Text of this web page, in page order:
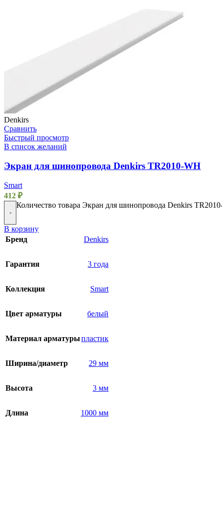
Denkirs
Сравнить
Быстрый просмотр
В список желаний
Экран для шинопровода Denkirs TR2010-WH
Smart
412 ₽
-
Количество товара Экран для шинопровода Denkirs
В корзину
Бренд
Denkirs
Гарантия 3 года
Коллекция Smart
Цвет арматуры белый
Материал арматурыпластик
Ширина/диаметр 29 мм
Высота 3 мм
Длина 1000 мм